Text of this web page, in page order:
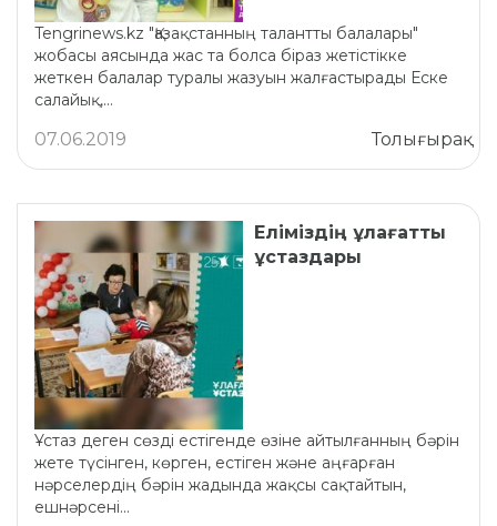
Tengrinews.kz "Қазақстанның талантты балалары"
жобасы аясында жас та болса біраз жетістікке
жеткен балалар туралы жазуын жалғастырады Еске
салайық,...
Толығырақ
07.06.2019
Еліміздің ұлағатты
ұстаздары
Ұстаз деген сөзді естігенде өзіне айтылғанның бәрін
жете түсінген, көрген, естіген және аңғарған
нәрселердің бәрін жадында жақсы сақтайтын,
ешнәрсені...